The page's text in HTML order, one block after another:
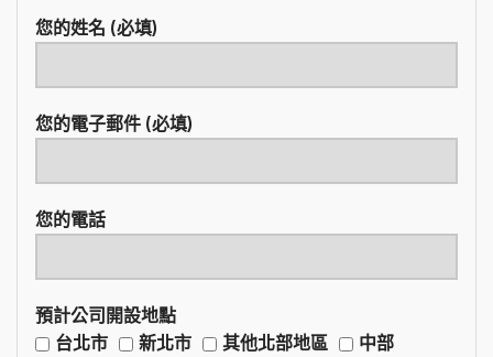
您的姓名 (必填)
您的電子郵件 (必填)
您的電話
預計公司開設地點
台北市
新北市 其他北部地區
中部